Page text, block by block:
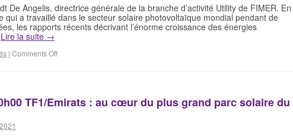
De Angelis, directrice générale de la branche d’activité Utility de FIMER. En
qui a travaillé dans le secteur solaire photovoltaïque mondial pendant de
les rapports récents décrivant l’énorme croissance des énergies
Lire la suite →
| Comments Off
TF1/Emirats : au cœur du plus grand parc solaire du